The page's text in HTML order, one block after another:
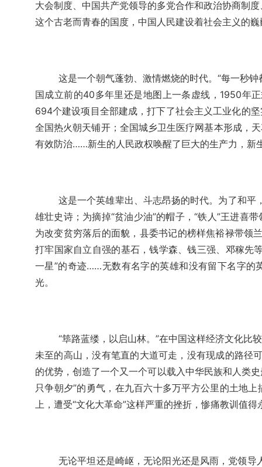
大会制度、中国共产党领导的多党合作和政治协商制
这个古老而青春的国度，中国人民建设着社会主义的
这是一个朝气蓬勃、激情燃烧的时代。“每一秒
国成立前的40多年里还是地图上一条虚线，1950年
694个建设项目全部建成，打下了社会主义工业化的
全国热火朝天铺开；全国城乡卫生医疗网基本形成，
有效防治……新生的人民政权唤醒了巨大的生产力，新
这是一个英雄辈出、斗志昂扬的时代。为了和平
雄壮史诗；为摘掉“贫油少油”的帽子，“铁人”王进喜
为改变贫穷落后的面貌，县委书记的榜样焦裕禄带领
打牢国家自立自强的基石，钱学森、钱三强、邓稼先
一星”的奇迹……无数有名字的英雄和没有留下名字的
光。
“筚路蓝缕，以启山林。”在中国这样经济文化比
未至的高山，没有笔直的大道可走，没有现成的路径
的优势，创造了一个又一个可以载入中华民族和人类
只争朝夕”的勇气，在九百六十多万平方公里的土地
上，遭受“文化大革命”这样严重的挫折，惨痛教训值得
无论平坦还是崎岖，无论阳光还是风雨，党领